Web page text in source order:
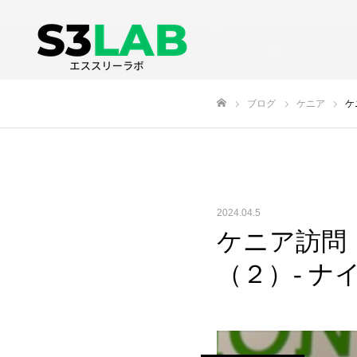
ブログ ケニア ケ
2024.04.5
ケニア訪問
（２）- ナ